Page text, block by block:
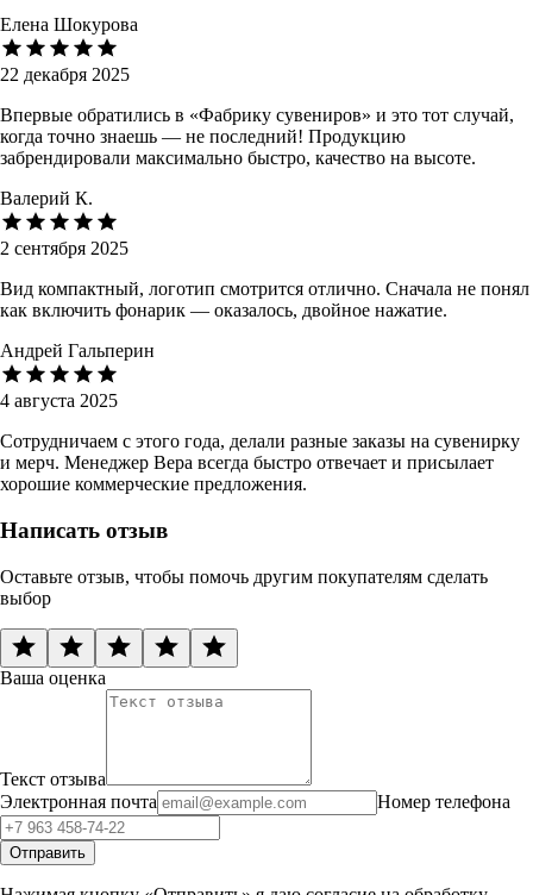
Елена Шокурова
22 декабря 2025
Впервые обратились в «Фабрику сувениров» и это тот случай,
когда точно знаешь — не последний! Продукцию
забрендировали максимально быстро, качество на высоте.
Валерий К.
2 сентября 2025
Вид компактный, логотип смотрится отлично. Сначала не понял
как включить фонарик — оказалось, двойное нажатие.
Андрей Гальперин
4 августа 2025
Сотрудничаем с этого года, делали разные заказы на сувенирку
и мерч. Менеджер Вера всегда быстро отвечает и присылает
хорошие коммерческие предложения.
Написать отзыв
Оставьте отзыв, чтобы помочь другим покупателям сделать
выбор
Ваша оценка
Текст отзыва
Электронная почта
Номер телефона
Отправить